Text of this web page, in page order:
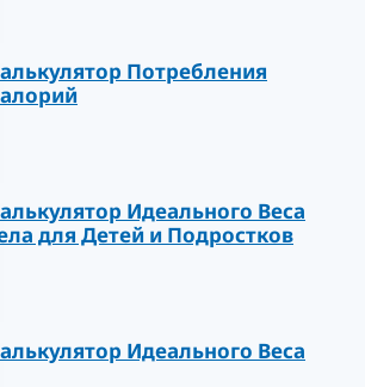
Потребления
Идеального Веса
для Детей и Подростков
Идеального Веса